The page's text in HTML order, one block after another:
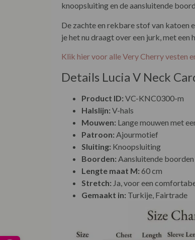
knoopsluiting en de aansluitende
De zachte en rekbare stof van katoen
je het nu draagt over een jurk, met
Klik hier voor alle Very Cherry vesten
Details Lucia V Neck
Product ID: VC-KNC0300-m
Halslijn: V-hals
Mouwen: Lange mouwen met
Patroon: Ajourmotief
Sluiting: Knoopsluiting
Boorden: Aansluitende
Lengte maat M: 60 cm
Stretch: Ja, voor een
Gemaakt in: Turkije, Fairtrade